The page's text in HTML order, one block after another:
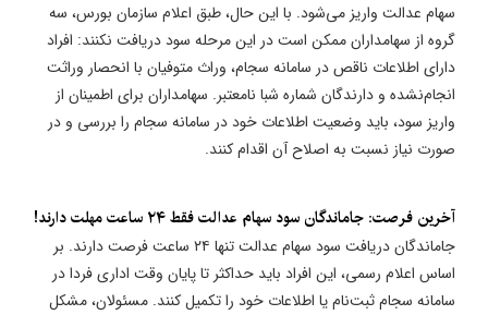
سهام عدالت واریز می‌شود. با این حال، طبق اعلام سازمان بورس، سه
گروه از سهامداران ممکن است در این مرحله سود دریافت نکنند: افراد
دارای اطلاعات ناقص در سامانه سجام، وراث متوفیان با انحصار وراثت
انجام‌نشده و دارندگان شماره شبا نامعتبر. سهامداران برای اطمینان از
واریز سود، باید وضعیت اطلاعات خود در سامانه سجام را بررسی و در
صورت نیاز نسبت به اصلاح آن اقدام کنند.
آخرین فرصت: جاماندگان سود سهام عدالت فقط ۲۴ ساعت مهلت دارند!
جاماندگان دریافت سود سهام عدالت تنها ۲۴ ساعت فرصت دارند. بر
اساس اعلام رسمی، این افراد باید حداکثر تا پایان وقت اداری فردا در
سامانه سجام ثبت‌نام یا اطلاعات خود را تکمیل کنند. مسئولان، مشکل